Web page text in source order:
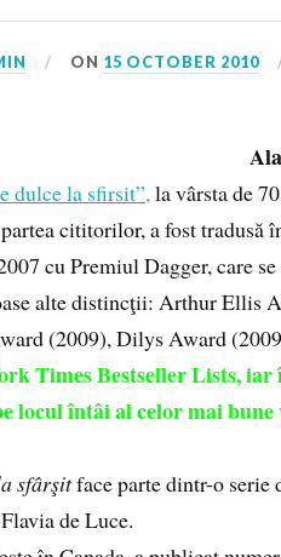
ON 15 OCTOBER 2010
dulce la sfirsit”,la vârsta de
cititorilor, a fost tradusă
cu Premiul Dagger, care
alte distincţii: Arthur Ellis
(2009), Dilys Award
Times Bestseller Lists,
locul întâi al celor mai
sfârşitface parte dintr-o serie
de Luce.